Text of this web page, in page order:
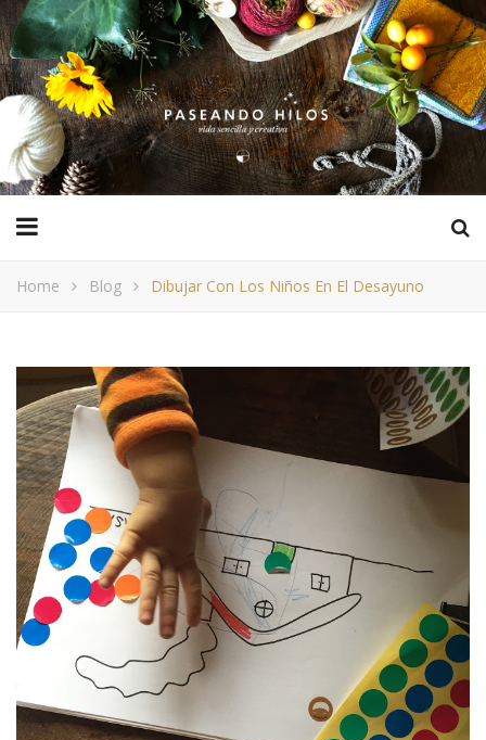
Home Blog Dibujar Con Los Niños En El Desayuno